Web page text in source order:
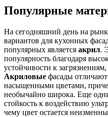
Популярные
На сегодняшний день на
вариантов для кухонных
популярных является акрил.
популярность благодаря
устойчивости к
Акриловые фасады
насыщенными цветами,
необычайно широка. Еще
стойкость к воздействию
чему цвет остается